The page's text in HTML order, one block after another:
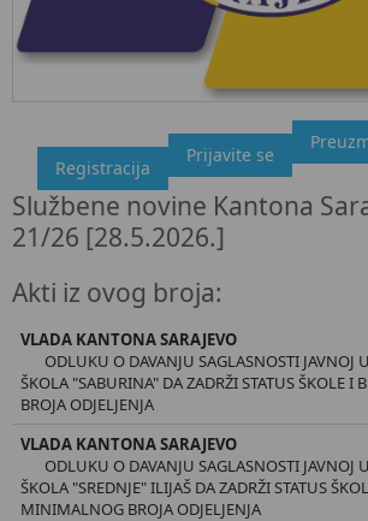
"Službeni glasnik BiH", broj 21/
Ovdje možete preuzeti dokument, kao i
sadržaj dokumenta.
Prijavite se
Registracija
Službene novine Kantona
21/26 [28.5.2026.]
Akti iz ovog broja:
VLADA KANTONA SARAJEVO
ODLUKU O DAVANJU SAGLASNOSTI JAVNOJ
ŠKOLA "SABURINA" DA ZADRŽI STATUS ŠKOLE I
BROJA ODJELJENJA
VLADA KANTONA SARAJEVO
ODLUKU O DAVANJU SAGLASNOSTI JAVNOJ
ŠKOLA "SREDNJE" ILIJAŠ DA ZADRŽI STATUS
MINIMALNOG BROJA ODJELJENJA